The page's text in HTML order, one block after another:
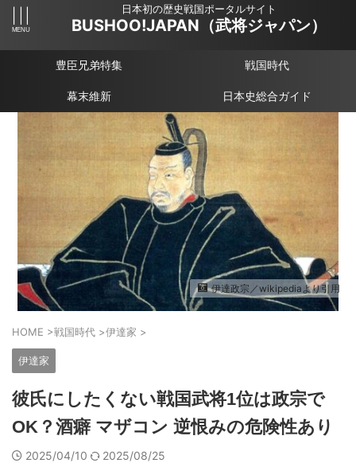
日本初の歴史戦国ポータルサイト
BUSHOO!JAPAN（武将ジャパン）
豊臣兄弟特集 戦国時代
幕末維新 日本史総合ガイド
伊達政宗／wikipediaより引用
HOME >戦国時代 >伊達家 >
伊達家
彼氏にしたくない戦国武将1位は政宗で
OK？酒癖 マザコン 逆恨みの危険性あり
2025/04/10 2025/08/25